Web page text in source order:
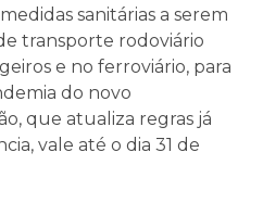
sanitárias a serem
transporte rodoviário
e no ferroviário, para
do novo
que atualiza regras já
vale até o dia 31 de